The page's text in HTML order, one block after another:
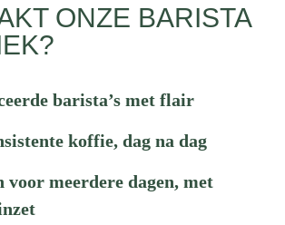
ONZE BARISTA
barista’s met flair
koffie, dag na dag
voor meerdere dagen, met